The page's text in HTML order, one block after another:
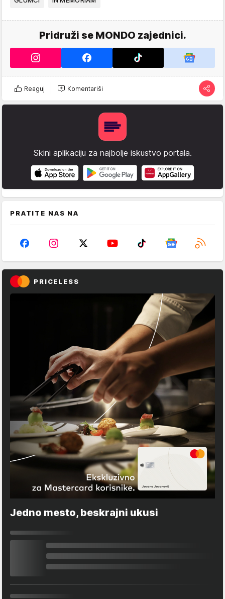
Pridruži se MONDO zajednici.
Reaguj Komentariši
Skini aplikaciju za najbolje iskustvo portala.
PRATITE NAS NA
PRICELESS
Jedno mesto, beskrajni ukusi